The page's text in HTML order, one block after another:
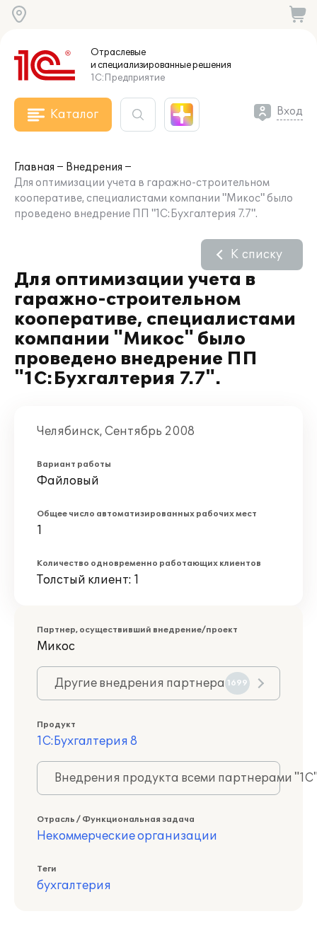
Отраслевые
и специализированныерешения
1С:Предприятие
Каталог Вход
Главная
Внедрения
Для оптимизации учета в гаражно-строительном
кооперативе, специалистами компании "Микос" было
проведено внедрение ПП "1С:Бухгалтерия 7.7".
Для оптимизации учета в
гаражно-строительном
кооперативе, специалистами
компании "Микос" было
проведено внедрение ПП
"1С:Бухгалтерия 7.7".
К списку
Челябинск, Сентябрь 2008
Вариант работы
Файловый
Общее число автоматизированных рабочих мест
1
Количество одновременно работающих клиентов
Толстый клиент: 1
Партнер, осуществивший внедрение/проект
Микос
Другие внедрения партнера 1699
Продукт
1С:Бухгалтерия 8
Внедрения продукта всеми партнерами
Отрасль / Функциональная задача
Некоммерческие организации
Теги
бухгалтерия